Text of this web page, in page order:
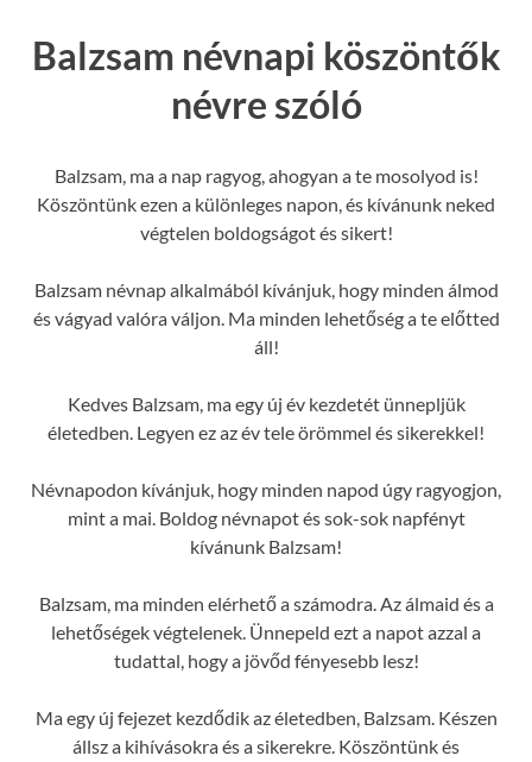
Balzsam névnapi köszöntők
névre szóló
Balzsam, ma a nap ragyog, ahogyan a te mosolyod is!
Köszöntünk ezen a különleges napon, és kívánunk neked
végtelen boldogságot és sikert!
Balzsam névnap alkalmából kívánjuk, hogy minden álmod
és vágyad valóra váljon. Ma minden lehetőség a te előtted
áll!
Kedves Balzsam, ma egy új év kezdetét ünnepljük
életedben. Legyen ez az év tele örömmel és sikerekkel!
Névnapodon kívánjuk, hogy minden napod úgy ragyogjon,
mint a mai. Boldog névnapot és sok-sok napfényt
kívánunk Balzsam!
Balzsam, ma minden elérhető a számodra. Az álmaid és a
lehetőségek végtelenek. Ünnepeld ezt a napot azzal a
tudattal, hogy a jövőd fényesebb lesz!
Ma egy új fejezet kezdődik az életedben, Balzsam. Készen
állsz a kihívásokra és a sikerekre. Köszöntünk és